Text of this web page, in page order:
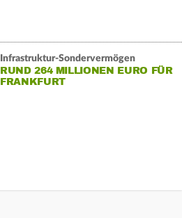
Infrastruktur-Sondervermögen
RUND 264 MILLIONEN EURO FÜR
FRANKFURT